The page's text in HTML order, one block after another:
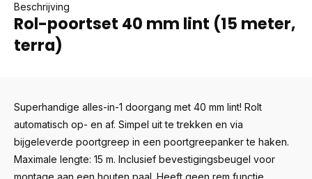
Beschrijving
Rol-poortset 40 mm lint (15 meter,
terra)
Superhandige alles-in-1 doorgang met 40 mm lint! Rolt
automatisch op- en af. Simpel uit te trekken en via
bijgeleverde poortgreep in een poortgreepanker te haken.
Maximale lengte: 15 m. Inclusief bevestigingsbeugel voor
montage aan een houten paal. Heeft geen rem functie.